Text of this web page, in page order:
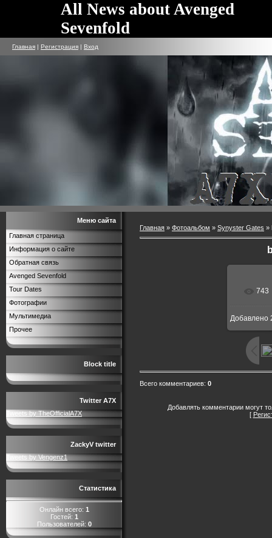
All News about Avenged
Sevenfold
Главная | Регистрация | Вход
Меню сайта
Главная страница
Информация о сайте
Обратная связь
Avenged Sevenfold
Tour Dates
Фотографии
Мультимедиа
Прочее
Block title
Twitter A7X
Tweets by TheOfficialA7X
ZackyV twitter
Tweets by Vengenz1
Статистика
Онлайн всего: 1
Гостей: 1
Пользователей: 0
Главная » Фотоальбом » Synyster Gates »
В
743
Добавлено
Всего комментариев: 0
Добавлять комментарии могут
[